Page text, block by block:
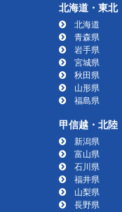
北海道・東北
北海道
青森県
岩手県
宮城県
秋田県
山形県
福島県
甲信越・北陸
新潟県
富山県
石川県
福井県
山梨県
長野県